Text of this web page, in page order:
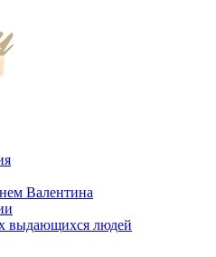
Валентина
выдающихся людей